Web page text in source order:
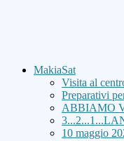
MakiaSat
Visita al
Preparativi
ABBIAMO
10 maggio